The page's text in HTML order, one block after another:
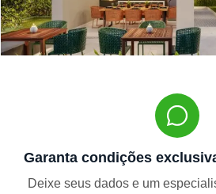
Garanta condições
Deixe seus dados e um